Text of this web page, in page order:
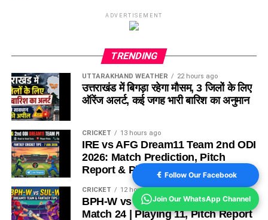
ADVERTISEMENT
TRENDING
UTTARAKHAND WEATHER 22 hours ago
उत्तराखंड में बिगड़ा रहेगा मौसम, 3 जिलों के लिए
ऑरेंज अलर्ट, कई जगह भारी बारिश का अनुमान
CRICKET 13 hours ago
IRE vs AFG Dream11 Team 2nd ODI
2026: Match Prediction, Pitch
Report & Playing 11
CRICKET 12 hours ago
BPH-W vs SUL-W Dream11 Team
Match 24 | Playing 11, Pitch Report
Follow Our Facebook
Join Our WhatsApp Channel